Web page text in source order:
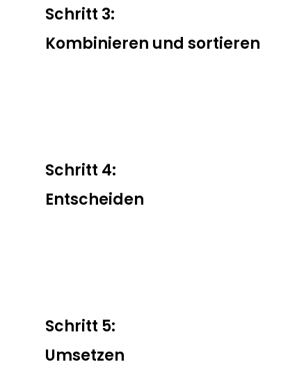
Schritt 3:
Kombinieren und sortieren
Schritt 4:
Entscheiden
Schritt 5:
Umsetzen